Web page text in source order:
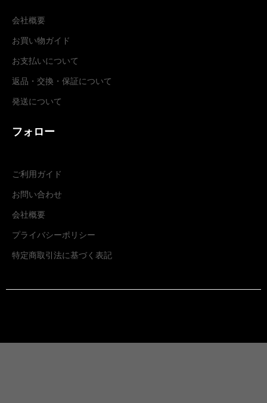
会社概要
お買い物ガイド
お支払いについて
返品・交換 ・ 保証について
発送について
フォロー
ご利用ガイド
お問い合わせ
会社概要
プライバシーポリシー
特定商取引法に基づく表記